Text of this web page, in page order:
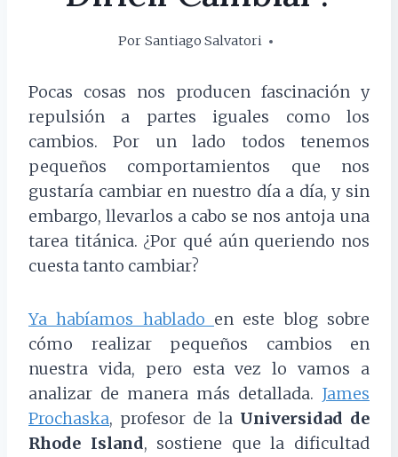
Por Santiago Salvatori
14 marzo, 2017
Pocas cosas nos producen fascinación y
repulsión a partes iguales como los
cambios. Por un lado todos tenemos
pequeños comportamientos que nos
gustaría cambiar en nuestro día a día, y sin
embargo, llevarlos a cabo se nos antoja una
tarea titánica. ¿Por qué aún queriendo nos
cuesta tanto cambiar?
Ya habíamos hablado en este blog sobre
cómo realizar pequeños cambios en
nuestra vida, pero esta vez lo vamos a
analizar de manera más detallada. James
Prochaska, profesor de la Universidad de
Rhode Island, sostiene que la dificultad